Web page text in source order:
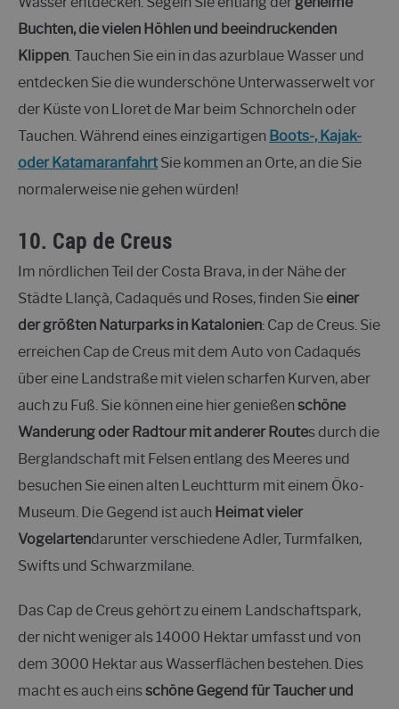
Buchten, die vielen Höhlen und beeindruckenden
Klippen . Tauchen Sie ein in das azurblaue Wasser und
entdecken Sie die wunderschöne Unterwasserwelt vor
der Küste von Lloret de Mar beim Schnorcheln oder
Tauchen. Während eines einzigartigen Boots-, Kajak-
oder KatamaranfahrtSie kommen an Orte, an die Sie
normalerweise nie gehen würden!
10. Cap de Creus
Im nördlichen Teil der Costa Brava, in der Nähe der
Städte Llançà, Cadaqués und Roses, finden Sieeiner
der größten Naturparks in Katalonien: Cap de Creus. Sie
erreichen Cap de Creus mit dem Auto von Cadaqués
über eine Landstraße mit vielen scharfen Kurven, aber
auch zu Fuß. Sie können eine hier genießen schöne
Wanderung oder Radtour mit anderer Routes durch die
Berglandschaft mit Felsen entlang des Meeres und
besuchen Sie einen alten Leuchtturm mit einem Öko-
Museum. Die Gegend ist auch Heimat vieler
Vogelartendarunter verschiedene Adler, Turmfalken,
Swifts und Schwarzmilane.
Das Cap de Creus gehört zu einem Landschaftspark,
der nicht weniger als 14000 Hektar umfasst und von
dem 3000 Hektar aus Wasserflächen bestehen. Dies
macht es auch einsschöne Gegend für Taucher und